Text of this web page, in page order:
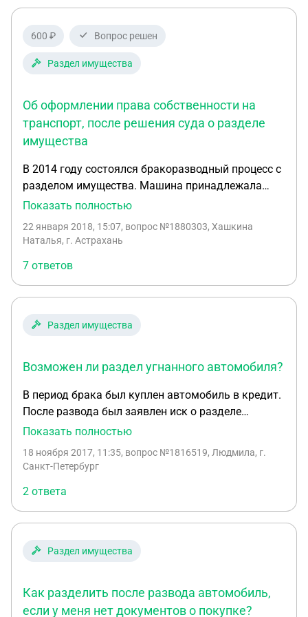
600 ₽ Вопрос решен
Раздел имущества
Об оформлении права собственности на
транспорт, после решения суда о разделе
имущества
В 2014 году состоялся бракоразводный процесс с
разделом имущества. Машина принадлежала
мне. По решению суда в вопросе о разделе
бывшего мужа. Но с 2014 года и по настоящее
на машину. Налоги на траснспорт оплачиваю я,
так как они приходят на мое имя. Существует ли
какой то срок, в течении которого необходимо
переоформлять право собственности? Или каким
то образом я могу себе вернуть машину?
Показать полностью
22 января 2018, 15:07, вопрос №1880303, Хашкина
Наталья, г. Астрахань
7 ответов
Раздел имущества
Возможен ли раздел угнанного автомобиля?
В период брака был куплен автомобиль в кредит.
После развода был заявлен иск о разделе
имущества, сам автомобиль заявлен не был, так
и не собиралась делить его кредиты. За время
кредитов, в т.ч. и за эту машину, сам автомобиль
был угнан. Суд принял решение разделить кредит
между сторонами. Дальнейшие обжалования
успеха не имели, и я решила разделить угнанный
авто. Есть ли шансы на успех? И как
После отказа в моей жалобе а ВС и подачей
нового иска о разделе машины прошло 3 мес. По
Показать полностью
18 ноября 2017, 11:35, вопрос №1816519, Людмила, г.
Санкт-Петербург
2 ответа
Раздел имущества
Как разделить после развода автомобиль,
если у меня нет документов о покупке?